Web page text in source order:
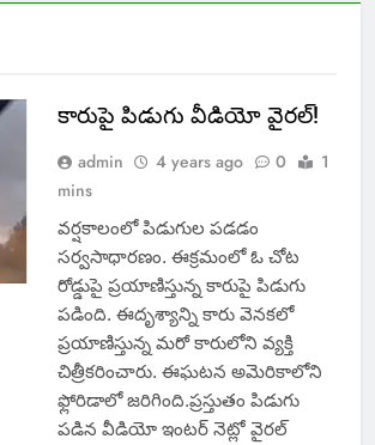
కారుపై పిడుగు వీడియో వైరల్!
admin 4 years ago 0
1
mins
వర్షకాలంలో పిడుగుల పడడం
సర్వసాధారణం. ఈక్రమంలో ఓ చోట
రోడ్డుపై ప్రయాణిస్తున్న కారుపై పిడుగు
పడింది. ఈదృశ్యాన్ని కారు వెనకలో
ప్రయాణిస్తున్న మరో కారులోని వ్యక్తి
చిత్రీకరించారు. ఈఘటన అమెరికాలోని
ఫ్లోరిడాలో జరిగింది.ప్రస్తుతం పిడుగు
పడిన వీడియో ఇంటర్ నెట్లో వైరల్